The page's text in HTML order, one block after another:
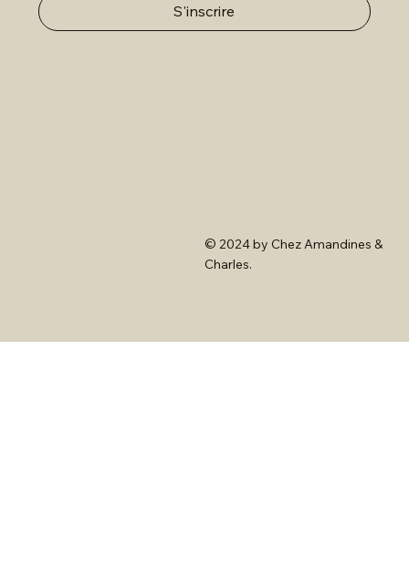
S'inscrire
© 2024 by Chez Amandines &
Charles.